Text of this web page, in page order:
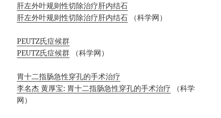
肝左外叶规则性切除治疗肝内结石
肝左外叶规则性切除治疗肝内结石 （科学网）
PEUTZ氏症候群
PEUTZ氏症候群 （科学网）
胃十二指肠急性穿孔的手术治疗
李名杰 黄厚宝: 胃十二指肠急性穿孔的手术治疗 （科学
网）